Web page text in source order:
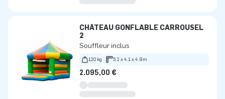
CHÂTEAU GONFLABLE CARROUSEL
2
Souffleur inclus
120 kg 5.2 x 4.1 x 4.9m
2.095,00 €